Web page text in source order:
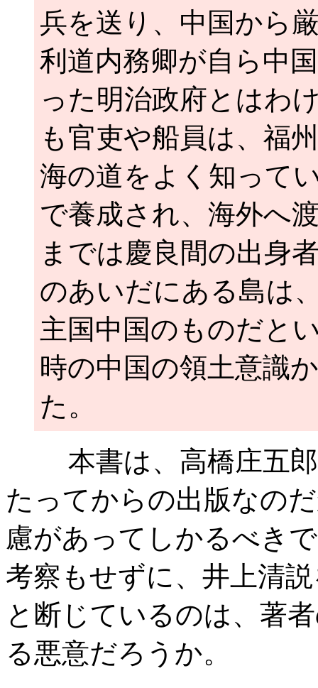
兵を送り、中国から
利道内務卿が自ら中
った明治政府とはわ
も官吏や船員は、福
海の道をよく知って
で養成され、海外へ
までは慶良間の出身
のあいだにある島は
主国中国のものだと
時の中国の領土意識
た。
本書は、高橋庄五郎
たってからの出版なの
慮があってしかるべき
考察もせずに、井上清
と断じているのは、著
る悪意だろうか。